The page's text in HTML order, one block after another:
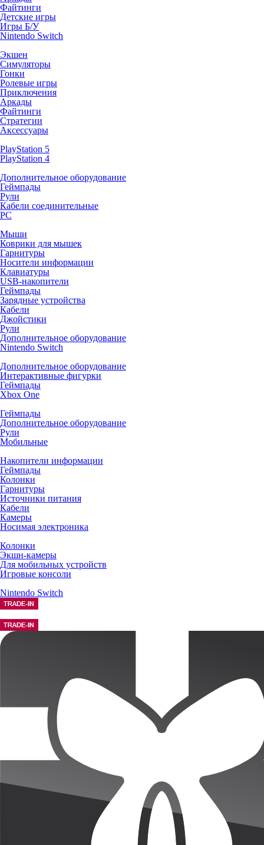
Файтинги
Детские игры
Игры Б/У
Nintendo Switch
Экшен
Симуляторы
Гонки
Ролевые игры
Приключения
Аркады
Файтинги
Стратегии
Аксессуары
PlayStation 5
PlayStation 4
Дополнительное оборудование
Геймпады
Рули
Кабели соединительные
PC
Мыши
Коврики для мышек
Гарнитуры
Носители информации
Клавиатуры
USB-накопители
Геймпады
Зарядные устройства
Кабели
Джойстики
Рули
Дополнительное оборудование
Nintendo Switch
Дополнительное оборудование
Интерактивные фигурки
Геймпады
Xbox One
Геймпады
Дополнительное оборудование
Рули
Мобильные
Накопители информации
Геймпады
Колонки
Гарнитуры
Источники питания
Кабели
Камеры
Носимая электроника
Колонки
Экшн-камеры
Для мобильных устройств
Игровые консоли
Nintendo Switch